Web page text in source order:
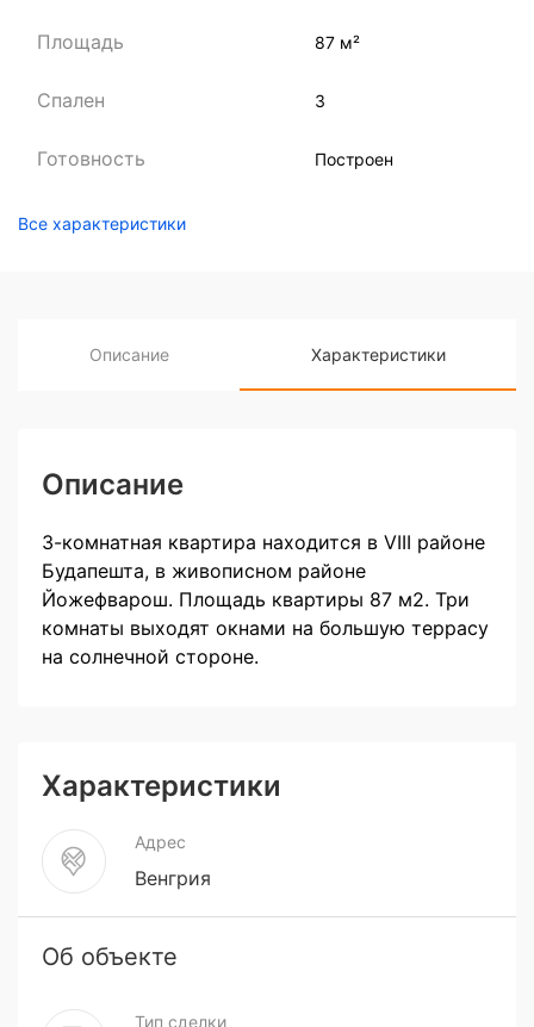
Площадь 87 м²
Спален 3
Готовность Построен
Все характеристики
Описание Характеристики
Описание
3-комнатная квартира находится в VIII районе
Будапешта, в живописном районе
Йожефварош. Площадь квартиры 87 м2. Три
комнаты выходят окнами на большую террасу
на солнечной стороне.
Характеристики
Адрес
Венгрия
Об объекте
Тип сделки